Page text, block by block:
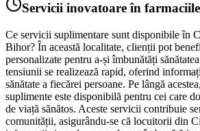
Servicii inovatoare în
Ce servicii suplimentare sunt disponibile în
Bihor? În această localitate, clienții pot
personalizate pentru a-și îmbunătăți
tensiunii se realizează rapid, oferind
sănătate a fiecărei persoane. Pe lângă
suplimente este disponibilă pentru cei care
de viață sănătos. Aceste servicii contribuie
comunității, asigurându-se că locuitorii din